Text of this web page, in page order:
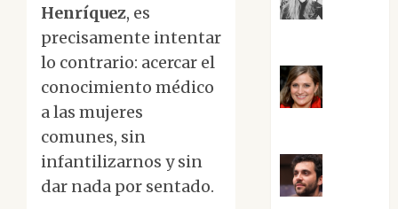
Henríquez, es
precisamente intentar
lo contrario: acercar el
conocimiento médico
a las mujeres
comunes, sin
infantilizarnos y sin
dar nada por sentado.